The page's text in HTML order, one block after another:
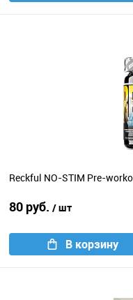
Reckful NO-STIM Pre-
80 руб. / шт
В корзину